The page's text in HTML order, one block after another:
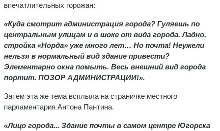
впечатлительных горожан:
«Куда смотрит администрация города? Гуляешь по
центральным улицам и в шоке от вида города. Ладно,
стройка «Норда» уже много лет… Но почта! Неужели
нельзя в нормальный вид здание привести?
Элементарно окна помыть. Весь внешний вид города
портит. ПОЗОР АДМИНИСТРАЦИИ!».
Затем эта же тема всплыла на страничке местного
парламентария Антона Пантина.
«Лицо города... Здание почты в самом центре Югорска